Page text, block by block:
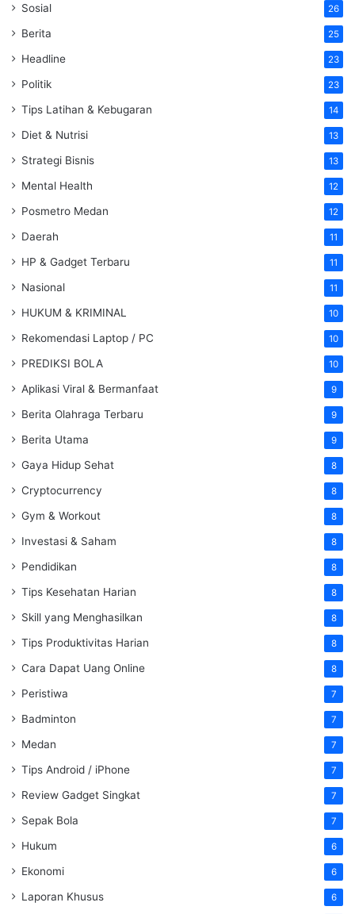
Sosial 26
Berita 25
Headline 23
Politik 23
Tips Latihan & Kebugaran 14
Diet & Nutrisi 13
Strategi Bisnis 13
Mental Health 12
Posmetro Medan 12
Daerah 11
HP & Gadget Terbaru 11
Nasional 11
HUKUM & KRIMINAL 10
Rekomendasi Laptop / PC 10
PREDIKSI BOLA 10
Aplikasi Viral & Bermanfaat 9
Berita Olahraga Terbaru 9
Berita Utama 9
Gaya Hidup Sehat 8
Cryptocurrency 8
Gym & Workout 8
Investasi & Saham 8
Pendidikan 8
Tips Kesehatan Harian 8
Skill yang Menghasilkan 8
Tips Produktivitas Harian 8
Cara Dapat Uang Online 8
Peristiwa 7
Badminton 7
Medan 7
Tips Android / iPhone 7
Review Gadget Singkat 7
Sepak Bola 7
Hukum 6
Ekonomi 6
Laporan Khusus 6